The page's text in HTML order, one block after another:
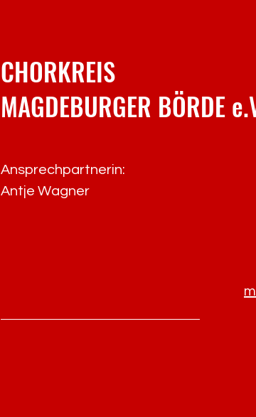
CHORKREIS
MAGDEBURGER BÖRDE
Ansprechpartnerin:
Antje Wagner